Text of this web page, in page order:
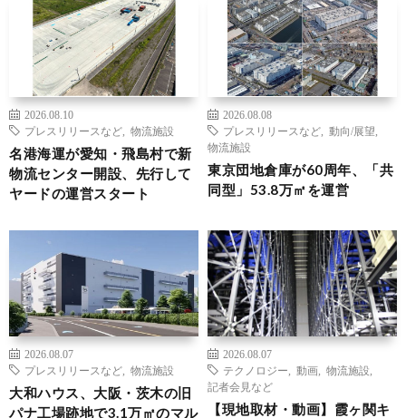
2026.08.10
プレスリリースなど
物流施設
名港海運が愛知・飛島村で新
物流センター開設、先行して
ヤードの運営スタート
2026.08.08
プレスリリースなど
動向/展望
物流施設
東京団地倉庫が60周年、「共
同型」53.8万㎡を運営
2026.08.07
プレスリリースなど
物流施設
大和ハウス、大阪・茨木の旧
パナ工場跡地で3.1万㎡のマル
2026.08.07
テクノロジー
動画 物流施設
記者会見など
【現地取材・動画】霞ヶ関キ